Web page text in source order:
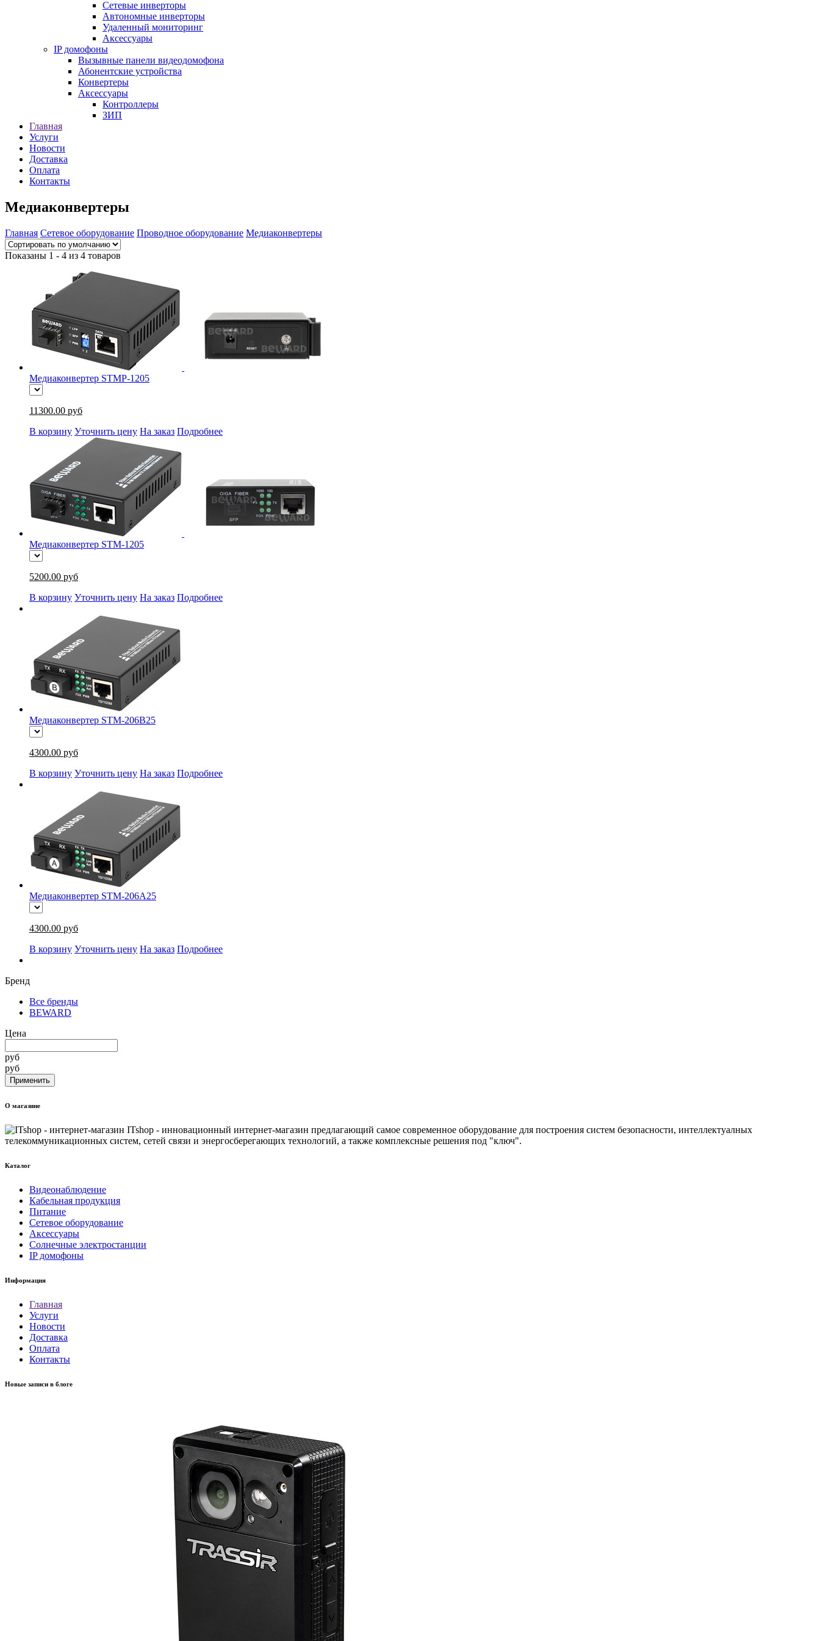
Сетевые инверторы
Автономные инверторы
Удаленный мониторинг
Аксессуары
IP домофоны
Вызывные панели видеодомофона
Абонентские устройства
Конвертеры
Аксессуары
Контроллеры
ЗИП
Главная
Услуги
Новости
Доставка
Оплата
Контакты
Медиаконвертеры
Главная Сетевое оборудование Проводное оборудование Медиаконвертеры
Показаны 1 - 4 из 4 товаров
Медиаконвертер STMP-1205
11300.00 руб
В корзину Уточнить цену На заказ Подробнее
Медиаконвертер STM-1205
5200.00 руб
В корзину Уточнить цену На заказ Подробнее
Медиаконвертер STM-206B25
4300.00 руб
В корзину Уточнить цену На заказ Подробнее
Медиаконвертер STM-206A25
4300.00 руб
В корзину Уточнить цену На заказ Подробнее
Бренд
Все бренды
BEWARD
Цена
руб
руб
О магазине
ITshop - инновационный интернет-магазин предлагающий самое современное оборудование для построения систем безопасности, интеллектуалных
телекоммуникационных систем, сетей связи и энергосберегающих технологий, а также комплексные решения под "ключ".
Каталог
Видеонаблюдение
Кабельная продукция
Питание
Сетевое оборудование
Аксессуары
Солнечные электростанции
IP домофоны
Информация
Главная
Услуги
Новости
Доставка
Оплата
Контакты
Новые записи в блоге